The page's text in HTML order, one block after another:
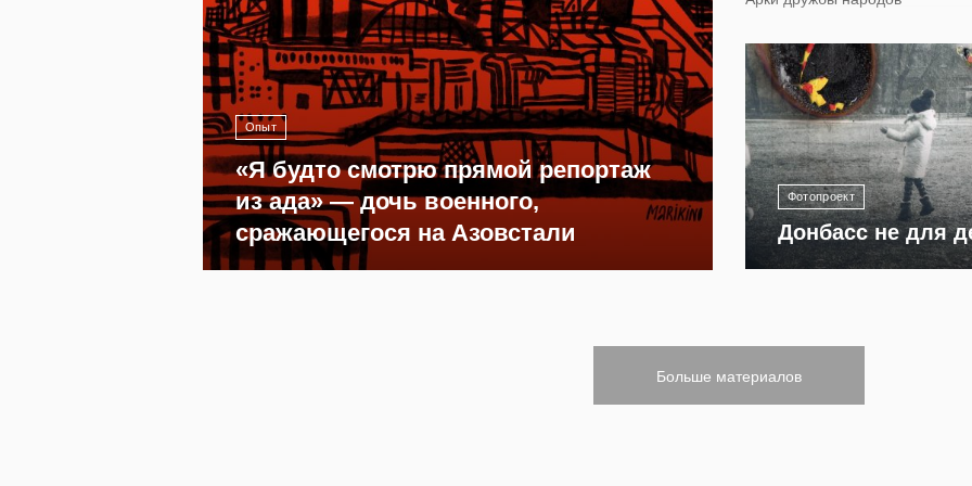
Опыт
«Я будто смотрю прямой репортаж
из ада» — дочь военного,
сражающегося на Азовстали
Фотопроект
Донбасс не для
12 303
Больше материалов